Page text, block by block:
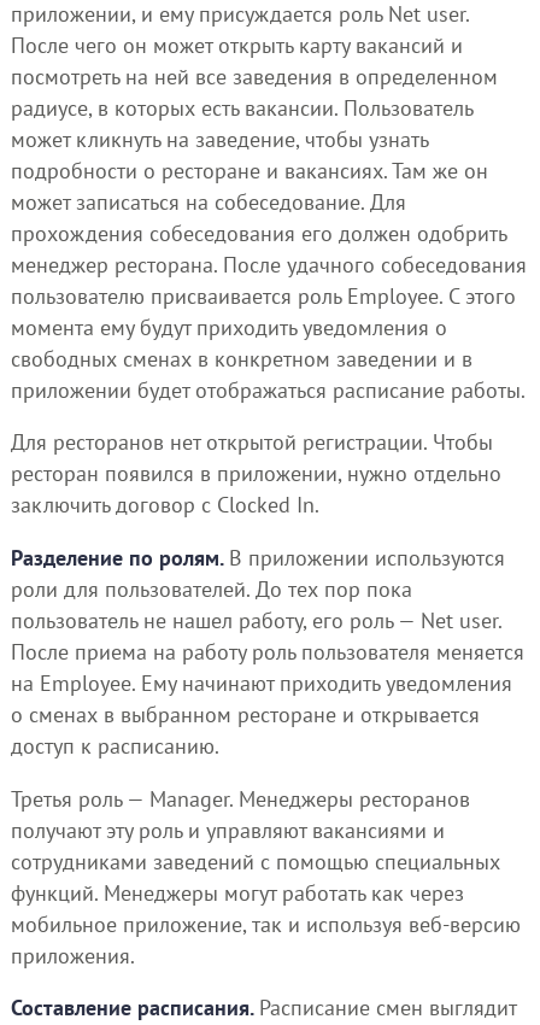
приложении, и ему присуждается роль Net user.
После чего он может открыть карту вакансий и
посмотреть на ней все заведения в определенном
радиусе, в которых есть вакансии. Пользователь
может кликнуть на заведение, чтобы узнать
подробности о ресторане и вакансиях. Там же он
может записаться на собеседование. Для
прохождения собеседования его должен одобрить
менеджер ресторана. После удачного собеседования
пользователю присваивается роль Employee. С этого
момента ему будут приходить уведомления о
свободных сменах в конкретном заведении и в
приложении будет отображаться расписание работы.
Для ресторанов нет открытой регистрации. Чтобы
ресторан появился в приложении, нужно отдельно
заключить договор с Clocked In.
Разделение по ролям. В приложении используются
роли для пользователей. До тех пор пока
пользователь не нашел работу, его роль — Net user.
После приема на работу роль пользователя меняется
на Employee. Ему начинают приходить уведомления
о сменах в выбранном ресторане и открывается
доступ к расписанию.
Третья роль — Manager. Менеджеры ресторанов
получают эту роль и управляют вакансиями и
сотрудниками заведений с помощью специальных
функций. Менеджеры могут работать как через
мобильное приложение, так и используя веб-версию
приложения.
Составление расписания. Расписание смен выглядит